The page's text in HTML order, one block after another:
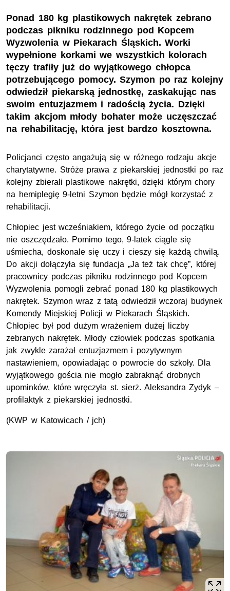
Ponad 180 kg plastikowych nakrętek zebrano
podczas pikniku rodzinnego pod Kopcem
Wyzwolenia w Piekarach Śląskich. Worki
wypełnione korkami we wszystkich kolorach
tęczy trafiły już do wyjątkowego chłopca
potrzebującego pomocy. Szymon po raz kolejny
odwiedził piekarską jednostkę, zaskakując nas
swoim entuzjazmem i radością życia. Dzięki
takim akcjom młody bohater może uczęszczać
na rehabilitację, która jest bardzo kosztowna.
Policjanci często angażują się w różnego rodzaju akcje
charytatywne. Stróże prawa z piekarskiej jednostki po raz
kolejny zbierali plastikowe nakrętki, dzięki którym chory
na hemiplegię 9-letni Szymon będzie mógł korzystać z
rehabilitacji.
Chłopiec jest wcześniakiem, którego życie od początku
nie oszczędzało. Pomimo tego, 9-latek ciągle się
uśmiecha, doskonale się uczy i cieszy się każdą chwilą.
Do akcji dołączyła się fundacja „Ja też tak chcę”, której
pracownicy podczas pikniku rodzinnego pod Kopcem
Wyzwolenia pomogli zebrać ponad 180 kg plastikowych
nakrętek. Szymon wraz z tatą odwiedził wczoraj budynek
Komendy Miejskiej Policji w Piekarach Śląskich.
Chłopiec był pod dużym wrażeniem dużej liczby
zebranych nakrętek. Młody człowiek podczas spotkania
jak zwykle zarażał entuzjazmem i pozytywnym
nastawieniem, opowiadając o powrocie do szkoły. Dla
wyjątkowego gościa nie mogło zabraknąć drobnych
upominków, które wręczyła st. sierż. Aleksandra Zydyk –
profilaktyk z piekarskiej jednostki.
(KWP w Katowicach / jch)